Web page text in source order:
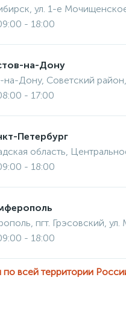
ул. 1-е
- 18:00
на-Дону
на-Дону, Советский
- 17:00
Петербург
область,
- 18:00
пгт. Грэсовский, ул.
- 18:00
по всей территории